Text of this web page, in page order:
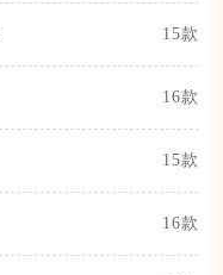
15款
16款
15款
16款